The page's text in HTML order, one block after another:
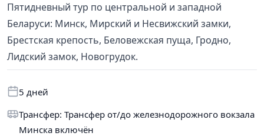
Пятидневный тур по центральной и западной
Беларуси: Минск, Мирский и Несвижский замки,
Брестская крепость, Беловежская пуща, Гродно,
Лидский замок, Новогрудок.
5 дней
Трансфер: Трансфер от/до железнодорожного вокзала
Минска включён